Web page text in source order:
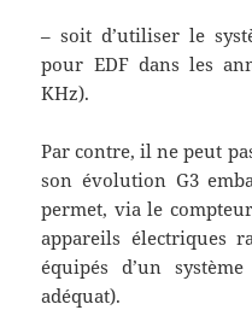
– soit d’utiliser le
pour EDF dans les
KHz).
Par contre, il ne peut
son évolution G3
permet, via le
appareils électriques
équipés d’un
adéquat).